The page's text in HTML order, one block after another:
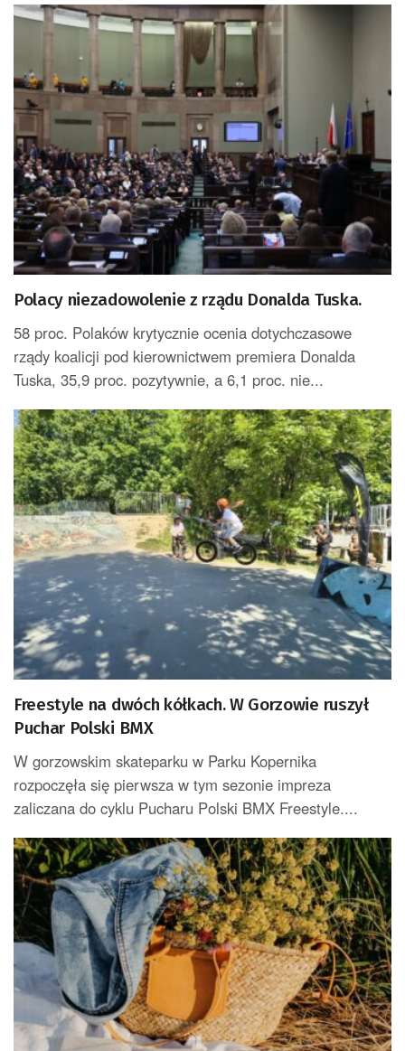
Polacy niezadowolenie z rządu Donalda Tuska.
58 proc. Polaków krytycznie ocenia dotychczasowe
rządy koalicji pod kierownictwem premiera Donalda
Tuska, 35,9 proc. pozytywnie, a 6,1 proc. nie...
Freestyle na dwóch kółkach. W Gorzowie ruszył
Puchar Polski BMX
W gorzowskim skateparku w Parku Kopernika
rozpoczęła się pierwsza w tym sezonie impreza
zaliczana do cyklu Pucharu Polski BMX Freestyle....